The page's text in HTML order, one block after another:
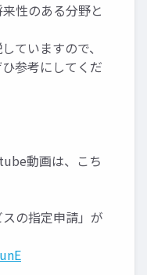
性のある分野と
ていますので、
参考にしてくだ
動画は、こち
の指定申請」が